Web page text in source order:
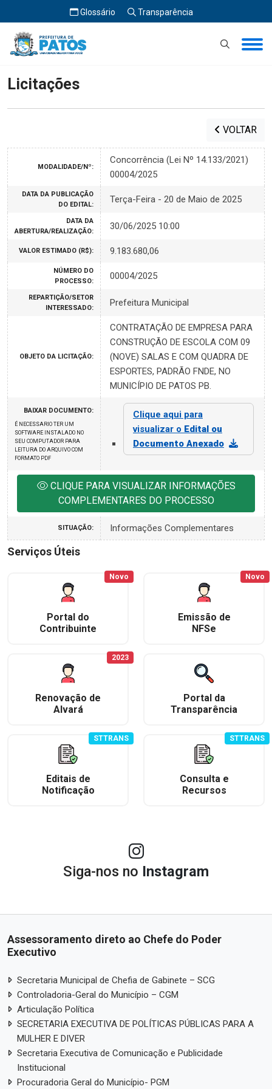
Glossário Transparência
Início Licitações
Licitações
VOLTAR
MODALIDADE/Nº:
Concorrência (Lei Nº 14.133/2021)
00004/2025
DATA DA PUBLICAÇÃO
DO EDITAL:
Terça-Feira - 20 de Maio de 2025
DATA DA
ABERTURA/REALIZAÇÃO:
30/06/2025 10:00
VALOR ESTIMADO (R$): 9.183.680,06
NÚMERO DO
PROCESSO:
00004/2025
REPARTIÇÃO/SETOR
INTERESSADO:
Prefeitura Municipal
OBJETO DA LICITAÇÃO:
CONTRATAÇÃO DE EMPRESA PARA
CONSTRUÇÃO DE ESCOLA COM 09
(NOVE) SALAS E COM QUADRA DE
ESPORTES, PADRÃO FNDE, NO
MUNICÍPIO DE PATOS PB.
BAIXAR DOCUMENTO:
É NECESSARIO TER UM
SOFTWARE INSTALADO NO
SEU COMPUTADOR PARA
LEITURA DO ARQUIVO COM
FORMATO PDF
Clique aqui para
visualizar o Edital ou
Documento Anexado
CLIQUE PARA VISUALIZAR INFORMAÇÕES
COMPLEMENTARES DO PROCESSO
SITUAÇÃO: Informações Complementares
Serviços Úteis
Portal do
Contribuinte
Novo
Emissão de
NFSe
Novo
Renovação de
Alvará
2023
Portal da
Transparência
Editais de
Notificação
STTRANS
Consulta e
Recursos
STTRANS
Siga-nos no Instagram
Assessoramento direto ao Chefe do Poder
Executivo
Secretaria Municipal de Chefia de Gabinete – SCG
Controladoria-Geral do Município – CGM
Articulação Política
SECRETARIA EXECUTIVA DE POLÍTICAS PÚBLICAS PARA A
MULHER E DIVER
Secretaria Executiva de Comunicação e Publicidade
Institucional
Procuradoria Geral do Município- PGM